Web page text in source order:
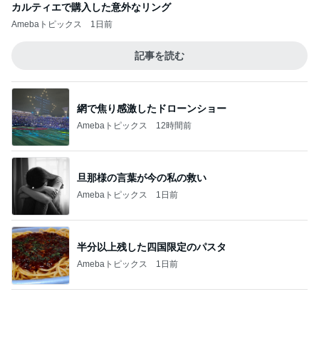
Amebaトピックス 1日前
半分以上残した四国限定のパスタ
Amebaトピックス 1日前
見向きもしなかったご飯の急なブーム
Amebaトピックス 14時間前